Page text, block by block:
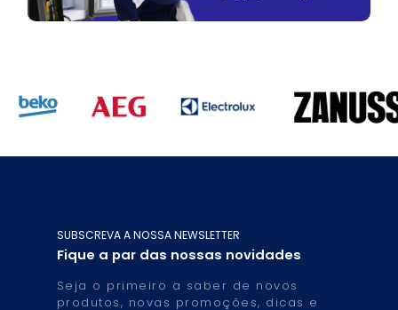
SUBSCREVA A NOSSA NEWSLETTER
Fique a par das nossas novidades
Seja o primeiro a saber de novos
produtos, novas promoções, dicas e